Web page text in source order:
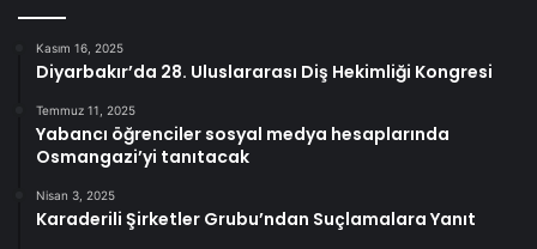
Kasım 16, 2025
Diyarbakır’da 28. Uluslararası Diş Hekimliği Kongresi
Temmuz 11, 2025
Yabancı öğrenciler sosyal medya hesaplarında
Osmangazi’yi tanıtacak
Nisan 3, 2025
Karaderili Şirketler Grubu’ndan Suçlamalara Yanıt